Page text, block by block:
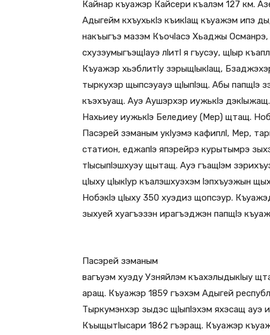
Кайнар къуажэр Кайсери къалэм 127 км.
Адыгейм кхъухькlэ къикlащ къуажэм ипэ
накъыгъэ мазэм Къочlасэ Хьаджы
схузэумыгъэщlауэ лlитl я гъусэу, щlыр
Къуажэр хьэблитlу зэрыщlыкlащ,
тыркухэр щыпсэуауэ щlыпlэщ. Абы папщlэ
къэхъуащ. Ауэ Аушэрхэр иужькlэ
Нахьиеу иужькlэ Беледиеу (Мер) щтащ.
Пасэрей зэманым укlуэмэ кафиплl, Мер,
статион, еджапlэ япэрейрэ курытымрэ
тlысыпlэшхуэу щытащ. Ауэ гъащlэм
цlыху цlыкlур къалэшхуэхэм lэпхъуэжын
Нобэкlэ цlыху 350 хуэдиз щопсэур.
зыхуей хуагъэзэн ирагъэджэн папщlэ
Пасэрей зэманым
вагъуэм хуэду Узняйлэм къахэлыдыкlыу
аращ. Къуажэр 1859 гъэхэм Адыгей
Тыркумэнхэр зыдэс щlыпlэхэм яхэсащ ауэ
Къыщытlысари 1862 гъэращ. Къуажэр